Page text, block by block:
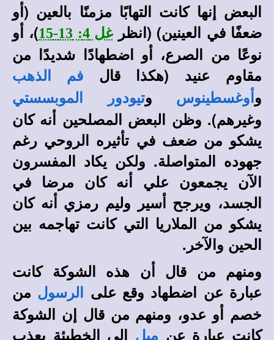
البعض إنها كانت التهابًا مزمنًا بالعين (أو
ضعفًا في العينين) (انظرغل 4: 13-15
)، أو
نوعًا من الصرع، أو اضطهادًا شديدًا من
مقاوم عنيد (هكذا قالفم الذهب
و أوغسطينوس وتيودور الموبسستي
وغيرهم). وظن البعض المصلحين أنه كان
يشكو من ضعف في تأثيره الروحي رغم
جهوده المتواصلة. ولكن يكاد المفسرون
الآن يجمعون علي أنه كان مرضا في
الجسد، ويرجح أسير وليم رمزي أنه كان
يشكو من الملاريا التي كانت تهاجمه بين
الحين والآخر.
ومنهم من قال أن هذه الشوكة كانت
عبارة عن اضطهاد وقع على
الرسول من
خصم أو عدو، ومنهم من قال إن الشوكة
كانت عبارة عن ميل إلى الخطيئة يعذب